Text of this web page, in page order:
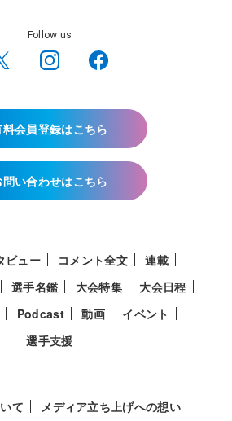
Follow us
料会員登録はこちら
問い合わせはこちら
ビュー コメント全文
連載
選手名鑑 大会特集
大会日程
Podcast 動画
イベント
選手支援
て メディア立ち上げへの想い